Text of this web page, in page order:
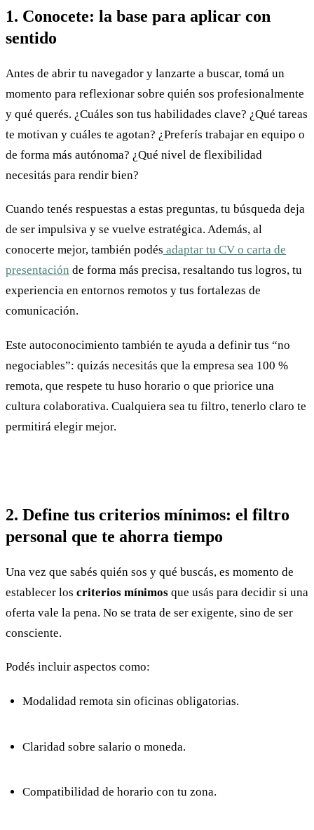
1. Conocete: la base para aplicar con
sentido
Antes de abrir tu navegador y lanzarte a buscar, tomá un
momento para reflexionar sobre quién sos profesionalmente
y qué querés. ¿Cuáles son tus habilidades clave? ¿Qué tareas
te motivan y cuáles te agotan? ¿Preferís trabajar en equipo o
de forma más autónoma? ¿Qué nivel de flexibilidad
necesitás para rendir bien?
Cuando tenés respuestas a estas preguntas, tu búsqueda deja
de ser impulsiva y se vuelve estratégica. Además, al
conocerte mejor, también podés adaptar tu CV o carta de
presentación de forma más precisa, resaltando tus logros, tu
experiencia en entornos remotos y tus fortalezas de
comunicación.
Este autoconocimiento también te ayuda a definir tus “no
negociables”: quizás necesitás que la empresa sea 100 %
remota, que respete tu huso horario o que priorice una
cultura colaborativa. Cualquiera sea tu filtro, tenerlo claro te
permitirá elegir mejor.
2. Define tus criterios mínimos: el filtro
personal que te ahorra tiempo
Una vez que sabés quién sos y qué buscás, es momento de
establecer los criterios mínimos que usás para decidir si una
oferta vale la pena. No se trata de ser exigente, sino de ser
consciente.
Podés incluir aspectos como:
Modalidad remota sin oficinas obligatorias.
Claridad sobre salario o moneda.
Compatibilidad de horario con tu zona.